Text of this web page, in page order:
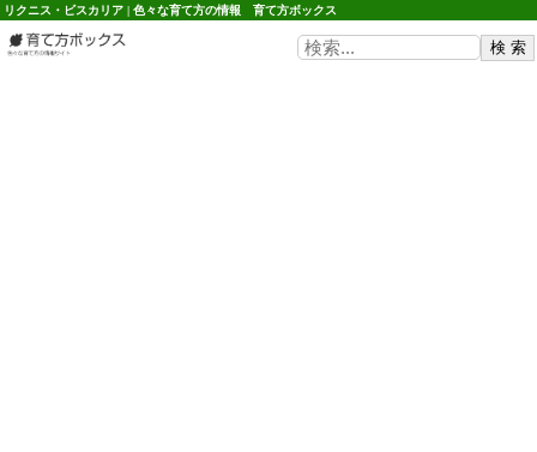
リクニス・ビスカリア | 色々な育て方の情報 育て方ボックス